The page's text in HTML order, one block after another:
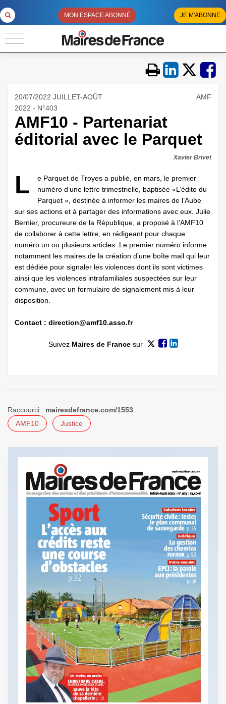
MON ESPACE ABONNÉ JE M'ABONNE
20/07/2022 JUILLET-AOÛT
2022 - N°403
AMF
AMF10 - Partenariat
éditorial avec le Parquet
Xavier Brivet
L
e Parquet de Troyes a publié, en mars, le premier
numéro d’une lettre trimestrielle, baptisée «L’édito du
Parquet », destinée à informer les maires de l’Aube
sur ses actions et à partager des informations avec eux. Julie
Bernier, procureure de la République, a proposé à l’AMF10
de collaborer à cette lettre, en rédigeant pour chaque
numéro un ou plusieurs articles. Le premier numéro informe
notamment les maires de la création d’une boîte mail qui leur
est dédiée pour signaler les violences dont ils sont victimes
ainsi que les violences intrafamiliales suspectées sur leur
commune, avec un formulaire de signalement mis à leur
disposition.
Contact : direction@amf10.asso.fr
Suivez Maires de Francesur
Raccourci : mairesdefrance.com/1553
AMF10
Justice